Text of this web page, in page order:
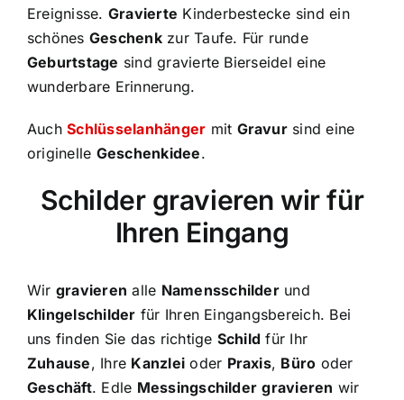
Ereignisse. Gravierte Kinderbestecke sind ein
schönes Geschenkzur Taufe. Für runde
Geburtstage sind gravierte Bierseidel eine
wunderbare Erinnerung.
AuchSchlüsselanhänger mit Gravursind eine
originelle Geschenkidee.
Schilder gravieren wir für
Ihren Eingang
Wir gravieren alle Namensschilderund
Klingelschilder für Ihren Eingangsbereich. Bei
uns finden Sie das richtige Schild für Ihr
Zuhause, Ihre Kanzlei oder Praxis, Büro oder
Geschäft. Edle Messingschilder gravieren wir